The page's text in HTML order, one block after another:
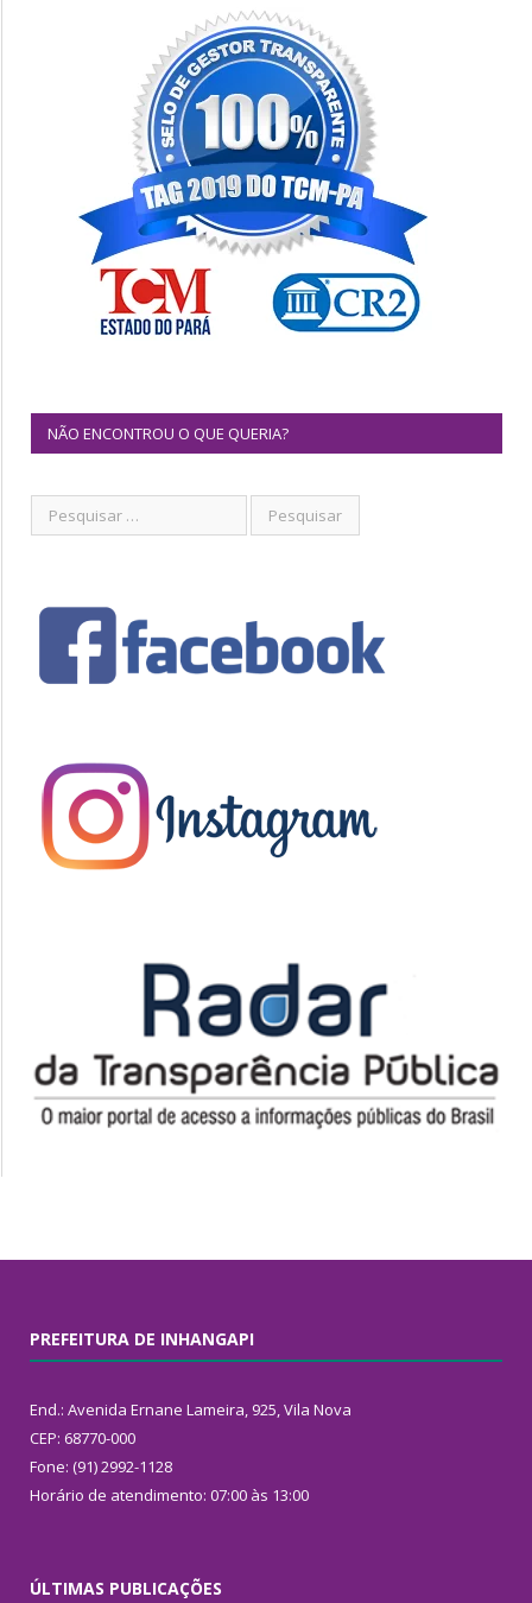
NÃO ENCONTROU O QUE QUERIA?
PREFEITURA DE INHANGAPI
End.: Avenida Ernane Lameira, 925, Vila Nova
CEP: 68770-000
Fone: (91) 2992-1128
Horário de atendimento: 07:00 às 13:00
ÚLTIMAS PUBLICAÇÕES